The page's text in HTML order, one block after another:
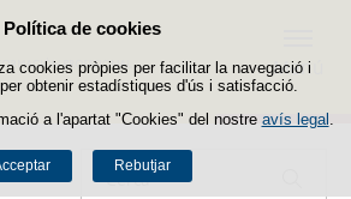
Política de cookies
cookies pròpies per facilitar la navegació i
obtenir estadístiques d'ús i satisfacció.
a l'apartat "Cookies" del nostre avís legal
Rebutjar
Passar al contingut
Cercador
Menú